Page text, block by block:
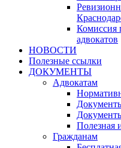
Комиссия
адвокатов
НОВОСТИ
Полезные ссылки
ДОКУМЕНТЫ
Адвокатам
Полезная
Гражданам